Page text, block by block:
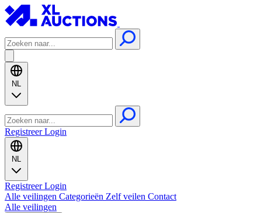
NL
RegistreerLogin
NL
RegistreerLogin
Alle veilingen Categorieën Zelf veilen Contact
Alle veilingen